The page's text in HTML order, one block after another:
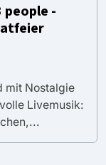
-
mit Nostalgie
Livemusik: